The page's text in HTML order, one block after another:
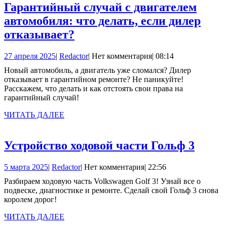
Гарантийный случай с двигателем
автомобиля: что делать, если дилер
отказывает?
с
двигателем
автомобиля:
что
дилер
27 апреля 202527
2025
| RedactorRedactor
| Нет комментария| 08:14
Новый автомобиль, а двигатель уже сломался? Дилер
отказывает в гарантийном ремонте? Не паникуйте!
Расскажем, что делать и как отстоять свои права на
гарантийный случай!
ЧИТАТЬ ДАЛЕЕ
Устройство ходовой части Гольф 3
5 марта 20255
2025
| RedactorRedactor
| Нет комментария| 22:56
Разбираем ходовую часть Volkswagen Golf 3! Узнай все о
подвеске, диагностике и ремонте. Сделай свой Гольф 3 снова
королем дорог!
ЧИТАТЬ ДАЛЕЕ